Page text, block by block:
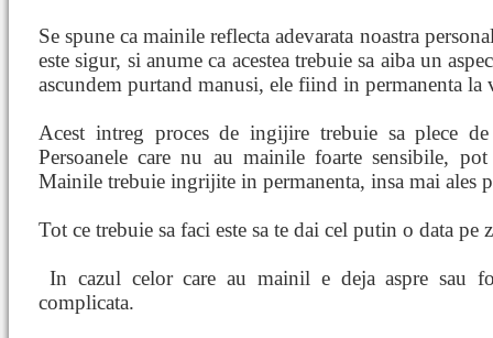
Se spune ca mainile reflecta adevarata noastra
este sigur, si anume ca acestea trebuie sa aiba un
ascundem purtand manusi, ele fiind in permanenta la
Acest intreg proces de ingijire trebuie sa plece
Persoanele care nu au mainile foarte sensibile,
Mainile trebuie ingrijite in permanenta, insa mai ales
Tot ce trebuie sa faci este sa te dai cel putin o data pe
In cazul celor care au mainil e deja aspre sau
complicata.